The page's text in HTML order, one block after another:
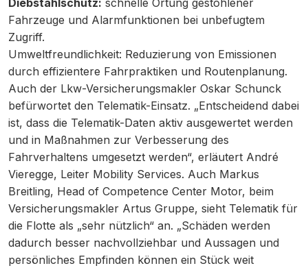
Diebstahlschutz: schnelle Ortung gestohlener
Fahrzeuge und Alarmfunktionen bei unbefugtem
Zugriff.
Umweltfreundlichkeit: Reduzierung von Emissionen
durch effizientere Fahrpraktiken und Routenplanung.
Auch der Lkw-Versicherungsmakler Oskar Schunck
befürwortet den Telematik-Einsatz. „Entscheidend dabei
ist, dass die Telematik-Daten aktiv ausgewertet werden
und in Maßnahmen zur Verbesserung des
Fahrverhaltens umgesetzt werden“, erläutert André
Vieregge, Leiter Mobility Services. Auch Markus
Breitling, Head of Competence Center Motor, beim
Versicherungsmakler Artus Gruppe, sieht Telematik für
die Flotte als „sehr nützlich“ an. „Schäden werden
dadurch besser nachvollziehbar und Aussagen und
persönliches Empfinden können ein Stück weit